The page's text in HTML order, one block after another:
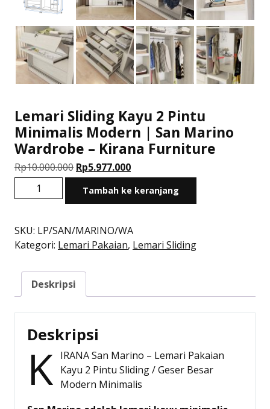
Lemari Sliding Kayu 2 Pintu
Minimalis Modern | San Marino
Wardrobe – Kirana Furniture
Rp10.000.000 Harga
aslinya
adalah:
Rp5.977.000Harga
saat
ini
Rp5.977.000.
Kuantitas
Lemari
Kayu
2
Minimalis
Modern
|
San
Marino
Wardrobe
Kirana
Furniture
Tambah ke keranjang
SKU: LP/SAN/MARINO/WA
Kategori: Lemari Pakaian, Lemari Sliding
Deskripsi
Deskripsi
K IRANA San Marino – Lemari Pakaian
Kayu 2 Pintu Sliding / Geser Besar
Modern Minimalis